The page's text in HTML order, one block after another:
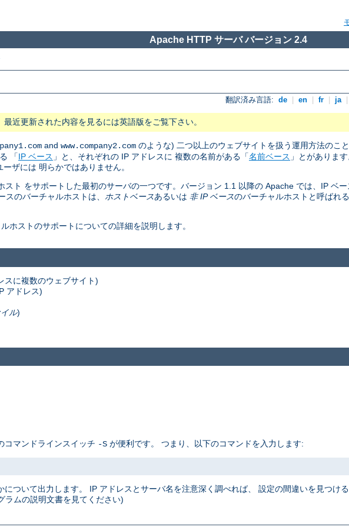
Apache HTTP サーバ バージョン 2.4
翻訳済み言語: de en fr ja
近更新された内容を見るには英語版をご覧下さい。
and www.company2.com のような) 二つ以上のウェブサイトを扱う運用方法のこ
「IP ベース 」と、それぞれの IP アドレスに 複数の名前がある「名前ベース 」とがありま
ザには 明らかではありません。
ト をサポートした最初のサーバの一つです。バージョン 1.1 以降の Apache では、IP ベー
のバーチャルホストは、 ホストベースあるいは 非 IP ベースのバーチャルホストと呼ばれ
ホストのサポートについての詳細を説明します。
スに複数のウェブサイト)
アドレス)
ル)
コマンドラインスイッチ -S が便利です。 つまり、以下のコマンドを入力します:
ついて出力します。 IP アドレスとサーバ名を注意深く調べれば、 設定の間違いを見つけ
ラムの説明文書を見てください)